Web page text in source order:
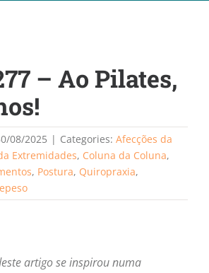
– Ao Pilates,
08/2025 | Categories: Afecções da
Extremidades, Coluna da Coluna,
, Postura, Quiropraxia,
artigo se inspirou numa